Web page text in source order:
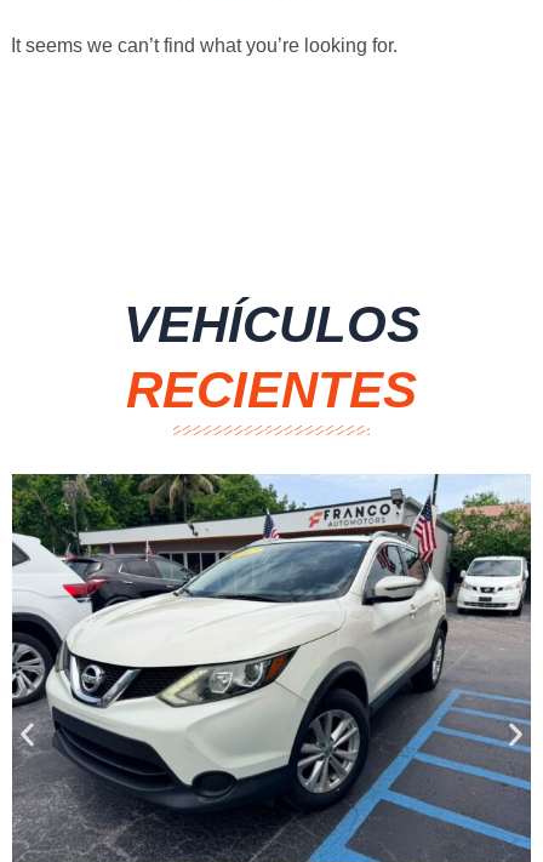
It seems we can’t find what you’re looking for.
VEHÍCULOS
RECIENTES